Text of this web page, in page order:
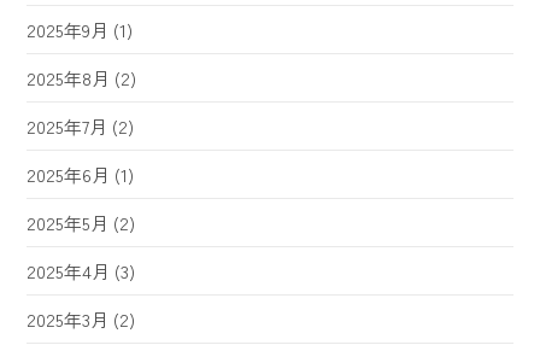
2025年9月 (1)
2025年8月 (2)
2025年7月 (2)
2025年6月 (1)
2025年5月 (2)
2025年4月 (3)
2025年3月 (2)